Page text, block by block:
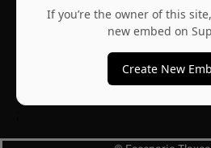
If you’re the owner of this
new embed on
Create New